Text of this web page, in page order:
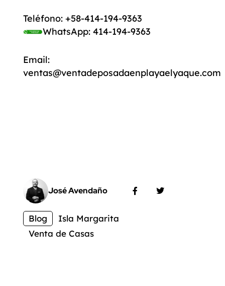
Teléfono: +58-414-194-9363
WhatsApp: 414-194-9363
Email:
ventas@ventadeposadaenplayaelyaque.com
José Avendaño
Blog
Isla Margarita
Venta de Casas